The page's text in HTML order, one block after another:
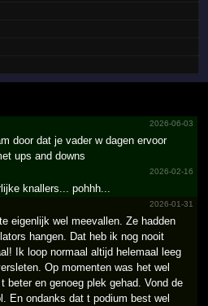
2026-06-03
door dat je vader w dagen ervoor
ups and downs
2026-02-16
knallers... pohhh...
2026-01-31
eigenlijk wel meevallen. Ze hadden
hangen. Dat heb ik nog nooit
Ik loop normaal altijd helemaal leeg
Op momenten was het wel
beter en genoeg plek gehad. Vond de
En ondanks dat t podium best wel